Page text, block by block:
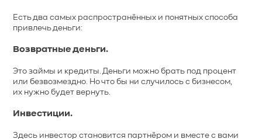
Есть два самых распространённых и понятных способа
привлечь деньги:
Возвратные деньги.
Это займы и кредиты. Деньги можно брать под процент
или безвозмездно. Но что бы ни случилось с бизнесом,
их нужно будет вернуть.
Инвестиции.
Здесь инвестор становится партнёром и вместе с вами